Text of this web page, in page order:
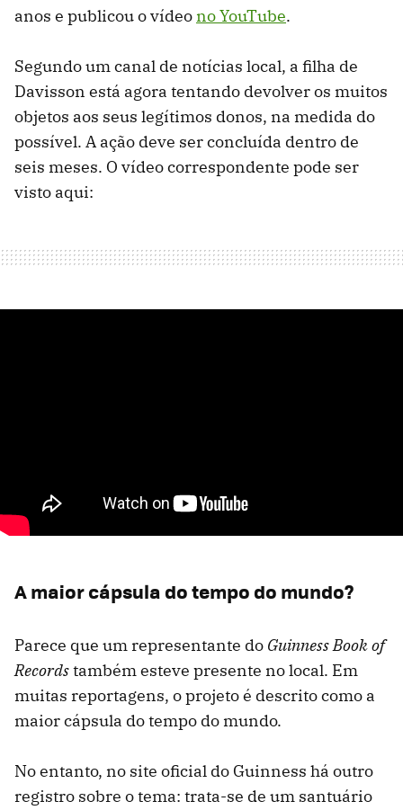
anos e publicou o vídeono YouTube.
Segundo um canal de notícias local, a filha de
Davisson está agora tentando devolver os muitos
objetos aos seus legítimos donos, na medida do
possível. A ação deve ser concluída dentro de
seis meses. O vídeo correspondente pode ser
visto aqui:
A maior cápsula do tempo do mundo?
Parece que um representante do Guinness Book of
Recordstambém esteve presente no local. Em
muitas reportagens, o projeto é descrito como a
maior cápsula do tempo do mundo.
No entanto, no site oficial do Guinness há outro
registro sobre o tema: trata-se de um santuário